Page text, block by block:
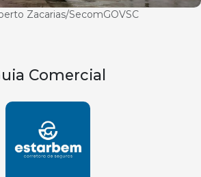
Zacarias/SecomGOVSC
Comercial